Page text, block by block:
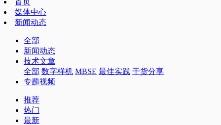
媒体中心
新闻动态
全部
新闻动态
技术文章
全部 数字样机 MBSE 最佳实践 干货分享
专题视频
推荐
热门
最新